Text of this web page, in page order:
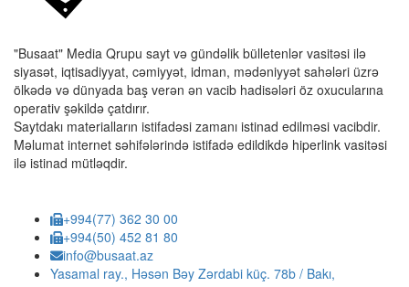
"Busaat" Media Qrupu sayt və gündəlik bülletenlər vasitəsi ilə
siyasət, iqtisadiyyat, cəmiyyət, idman, mədəniyyət sahələri üzrə
ölkədə və dünyada baş verən ən vacib hadisələri öz oxucularına
operativ şəkildə çatdırır.
Saytdakı materialların istifadəsi zamanı istinad edilməsi vacibdir.
Məlumat internet səhifələrində istifadə edildikdə hiperlink vasitəsi
ilə istinad mütləqdir.
+994(77) 362 30 00
+994(50) 452 81 80
info@busaat.az
Yasamal ray., Həsən Bəy Zərdabi küç. 78b / Bakı,